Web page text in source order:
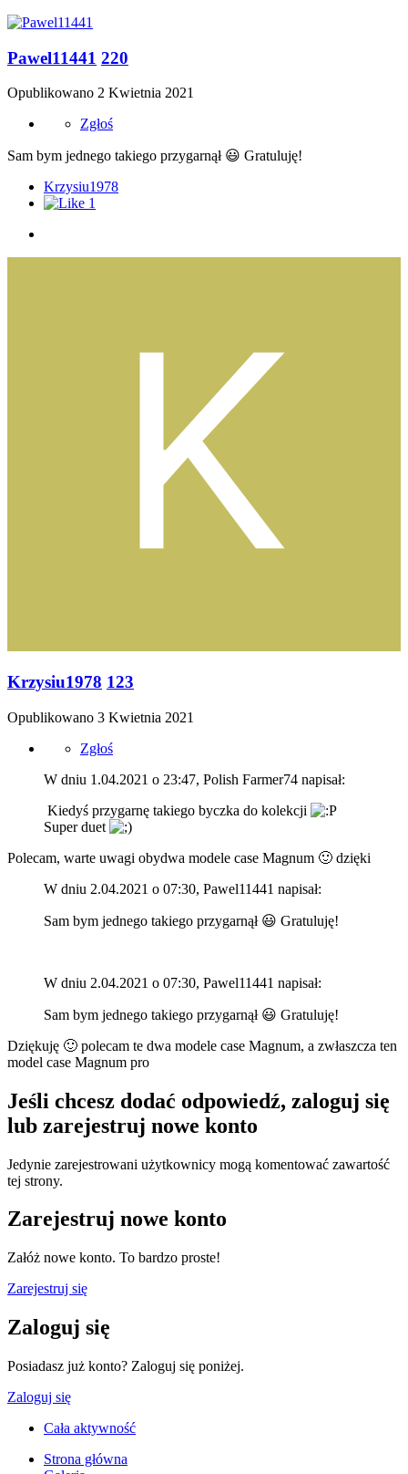
Pawel11441 220
Opublikowano 2 Kwietnia 2021
Zgłoś
Sam bym jednego takiego przygarnął 😃 Gratuluję!
Krzysiu1978
1
Krzysiu1978 123
Opublikowano 3 Kwietnia 2021
Zgłoś
W dniu 1.04.2021 o 23:47, Polish Farmer74 napisał:
Kiedyś przygarnę takiego byczka do kolekcji
Super duet
Polecam, warte uwagi obydwa modele case Magnum 🙂 dzięki
W dniu 2.04.2021 o 07:30, Pawel11441 napisał:
Sam bym jednego takiego przygarnął 😃 Gratuluję!
W dniu 2.04.2021 o 07:30, Pawel11441 napisał:
Sam bym jednego takiego przygarnął 😃 Gratuluję!
Dziękuję 🙂 polecam te dwa modele case Magnum, a zwłaszcza ten
model case Magnum pro
Jeśli chcesz dodać odpowiedź, zaloguj się
lub zarejestruj nowe konto
Jedynie zarejestrowani użytkownicy mogą komentować zawartość
tej strony.
Zarejestruj nowe konto
Załóż nowe konto. To bardzo proste!
Zarejestruj się
Zaloguj się
Posiadasz już konto? Zaloguj się poniżej.
Zaloguj się
Cała aktywność
Strona główna